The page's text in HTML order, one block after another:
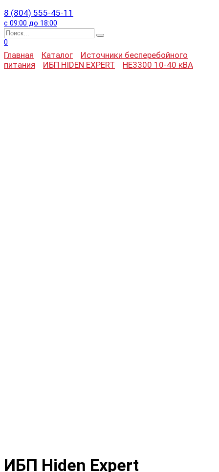
8 (804) 555-45-11
с 09:00 до 18:00
Search
for:
0
Главная Каталог
Источники бесперебойного
питания
ИБП HIDEN EXPERT HE3300 10-40 кВА
ИБП Hiden Expert